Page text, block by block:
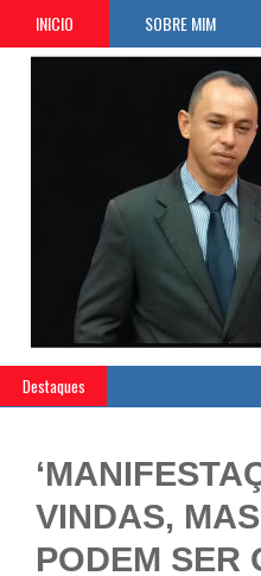
INICIO SOBRE MIM
Destaques
VINDAS,
PODEM SER